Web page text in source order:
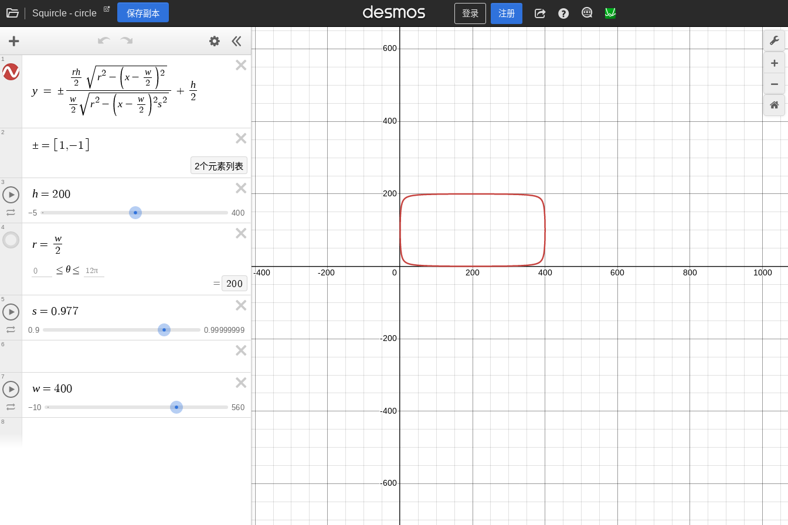
Squircle - circle 保存副本 登录 注册
y = ±
rh
2
r2 − x −
w
2
2
w
2
r2 − x −
w
2
2s2
+
h
2
1
± = 1,−1
2个元素列表
2
h = 200
−5 400
3
r =
w
2
0 ≤ θ ≤ 12π
= 200
4
s = 0.977
0 9 0. 99999999
5
6
w = 400
−10 560
7
8